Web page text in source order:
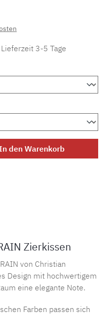
3-5 Tage
gewünschten
den Warenkorb
Zierkissen
von Christian
Design mit hochwertigem
eine elegante Note.
Farben passen sich